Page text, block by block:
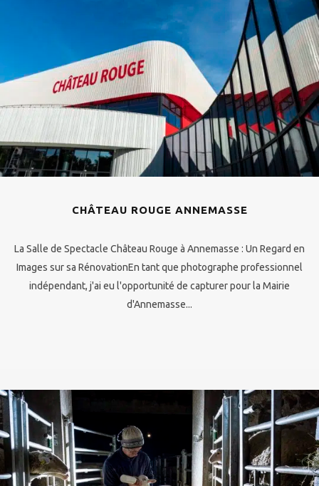
CHÂTEAU ROUGE ANNEMASSE
La Salle de Spectacle Château Rouge à Annemasse : Un Regard en
Images sur sa RénovationEn tant que photographe professionnel
indépendant, j'ai eu l'opportunité de capturer pour la Mairie
d'Annemasse...